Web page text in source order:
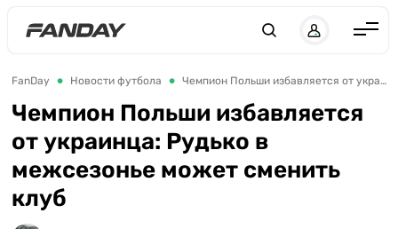
Англия
Испания
Германия
Италия
Франция
FanDay Новости футбола Чемпион Польши избавляется от украинца: Рудько в межсезонье может сменить клуб
Чемпион Польши избавляется
от украинца: Рудько в
межсезонье может сменить
клуб